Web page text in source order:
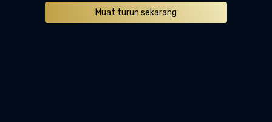
Muat turun sekarang